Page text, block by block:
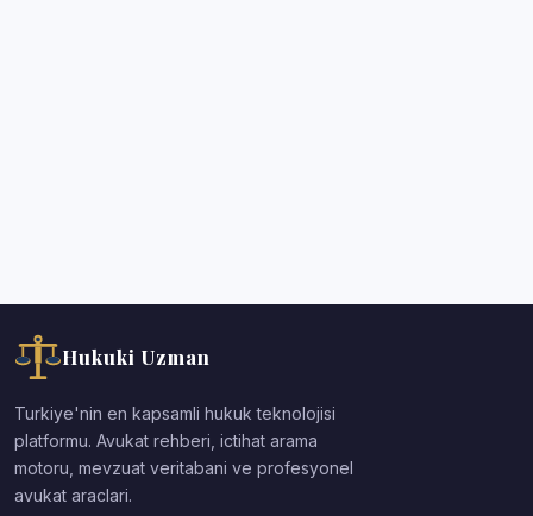
Hukuki Uzman
Turkiye'nin en kapsamli hukuk teknolojisi
platformu. Avukat rehberi, ictihat arama
motoru, mevzuat veritabani ve profesyonel
avukat araclari.